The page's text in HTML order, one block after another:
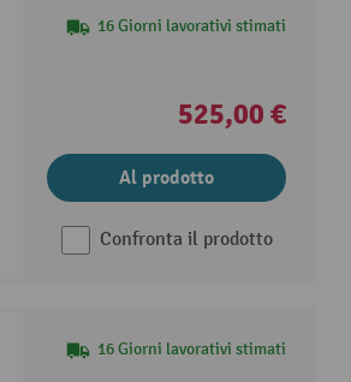
16 Giorni lavorativi stimati
525,00 €
Al prodotto
Confronta il prodotto
16 Giorni lavorativi stimati